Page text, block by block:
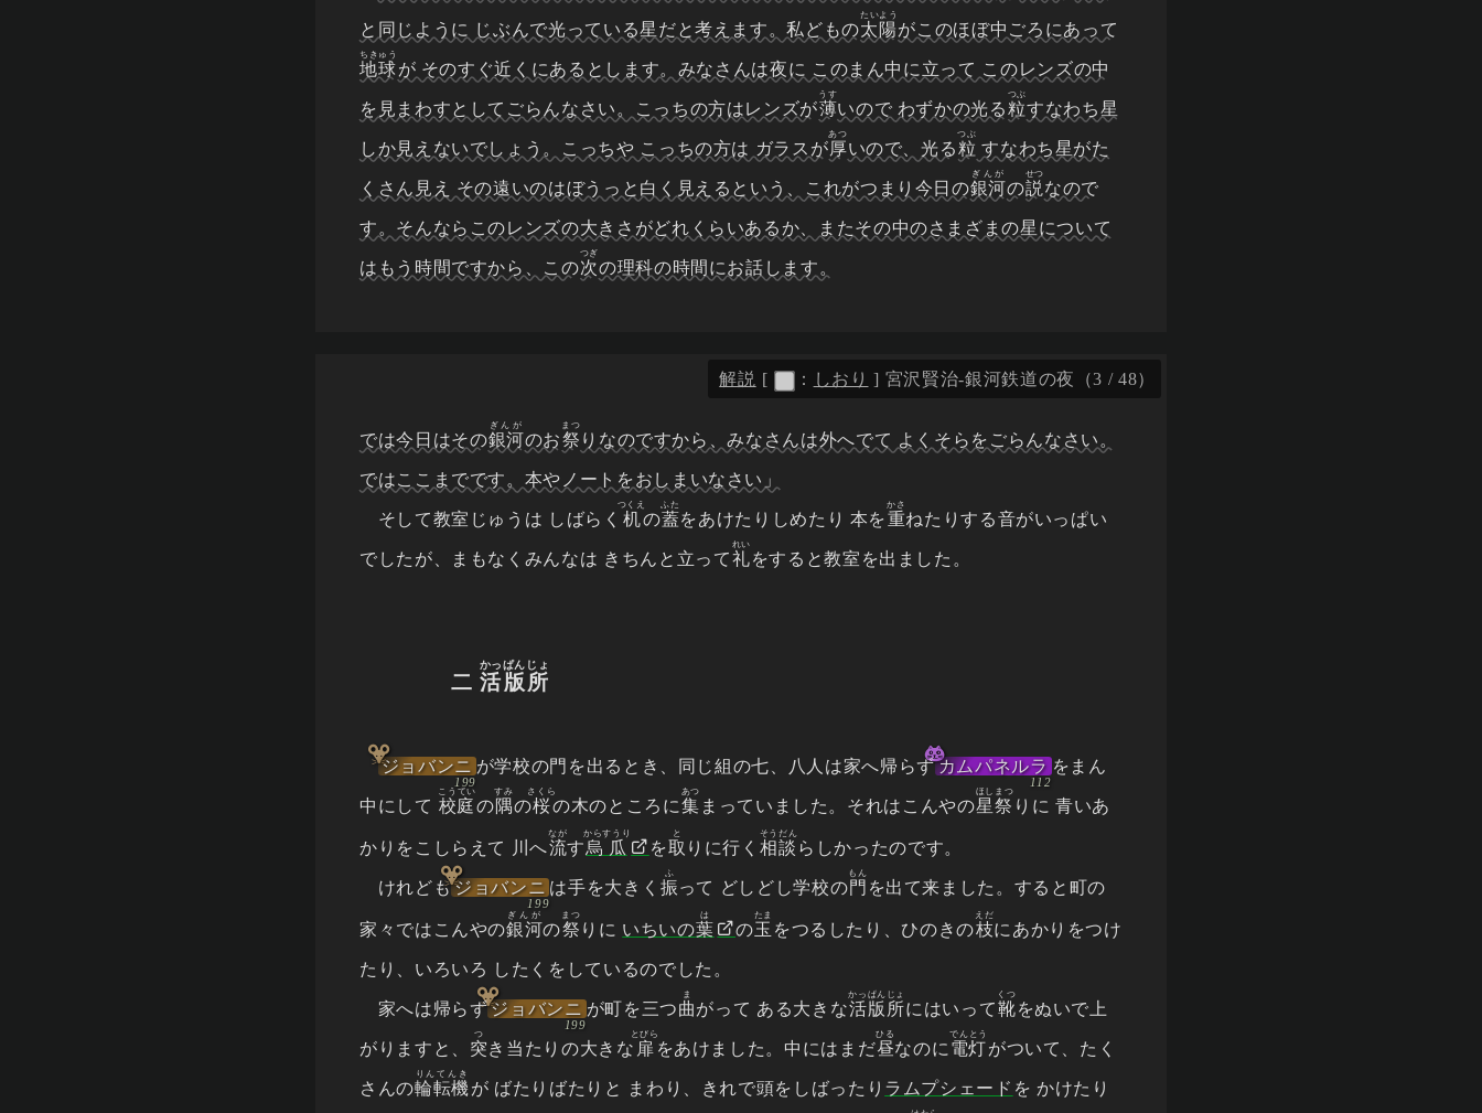
と同じように じぶんで光っている星だと考えます。私どもの太陽
たいよう
がこのほぼ中ごろにあって
地球
ちきゅう
が そのすぐ近くにあるとします。みなさんは夜に このまん中に立って このレンズの中
を見まわすとしてごらんなさい。こっちの方はレンズが薄
うす
いので わずかの光る粒
つぶ
すなわち星
しか見えないでしょう。こっちや こっちの方は ガラスが厚
あつ
いので、光る粒
つぶ
すなわち星がた
くさん見え その遠いのはぼうっと白く見えるという、これがつまり今日の銀河
ぎんが
の説
せつ
なので
す。そんならこのレンズの大きさがどれくらいあるか、またその中のさまざまの星について
はもう時間ですから、この次
つぎ
の理科の時間にお話します。
では今日はその銀河
ぎんが
のお祭
まつ
りなのですから、みなさんは外へでて よくそらをごらんなさい。
ではここまでです。本やノートをおしまいなさい」
そして教室じゅうは しばらく 机
つくえ
の蓋
ふた
をあけたりしめたり 本を重
かさ
ねたりする音がいっぱい
でしたが、まもなくみんなは きちんと立って礼
れい
をすると教室を出ました。
二 活版所
かっぱんじょ
ジョバンニ が学校の門を出るとき、同じ組の七、八人は家へ帰らずカムパネルラ をまん
中にして 校庭
こうてい
の隅
すみ
の桜
さくら
の木のところに集
あつ
まっていました。それはこんやの星祭
ほしまつ
りに 青いあ
かりをこしらえて 川へ流
なが
す烏瓜
からすうり
を取
と
りに行く 相談
そうだん
らしかったのです。
けれどもジョバンニ は手を大きく 振
ふ
って どしどし学校の門
もん
を出て来ました。すると町の
家々ではこんやの銀河
ぎんが
の祭
まつ
りに いちいの葉
は
の玉
たま
をつるしたり、ひのきの枝
えだ
にあかりをつけ
たり、いろいろ したくをしているのでした。
家へは帰らずジョバンニ が町を三つ曲
ま
がって ある大きな活版所
かっぱんじょ
にはいって靴
くつ
をぬいで上
がりますと、 突
つ
き当たりの大きな 扉
とびら
をあけました。中にはまだ昼
ひる
なのに 電灯
でんとう
がついて、たく
さんの輪転機
りんてんき
が ばたりばたりと まわり、きれで頭をしばったり ラムプシェード を かけたり
解説 [ ： しおり ] 宮沢賢治-銀河鉄道の夜（3 / 48）